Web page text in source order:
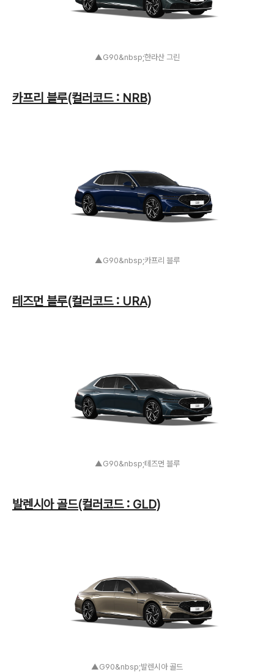
▲G90&nbsp;한라산 그린
카프리 블루(컬러코드 : NRB)
▲G90&nbsp;카프리 블루
테즈먼 블루(컬러코드 : URA)
▲G90&nbsp;테즈먼 블루
발렌시아 골드(컬러코드 : GLD)
▲G90&nbsp;발렌시아 골드